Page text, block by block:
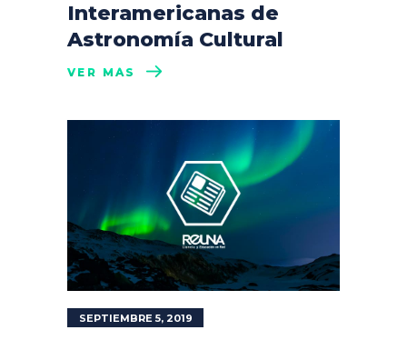
Interamericanas de
Astronomía Cultural
VER MÁS
SEPTIEMBRE 5, 2019